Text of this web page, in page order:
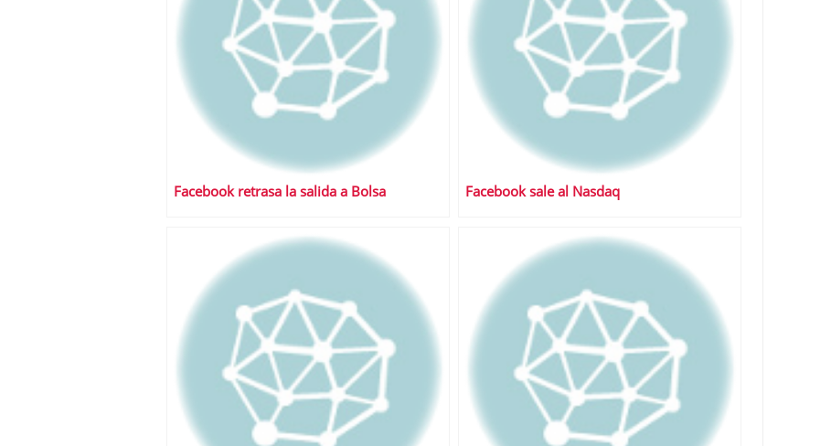
Facebook retrasa la salida a Bolsa Facebook sale al Nasdaq